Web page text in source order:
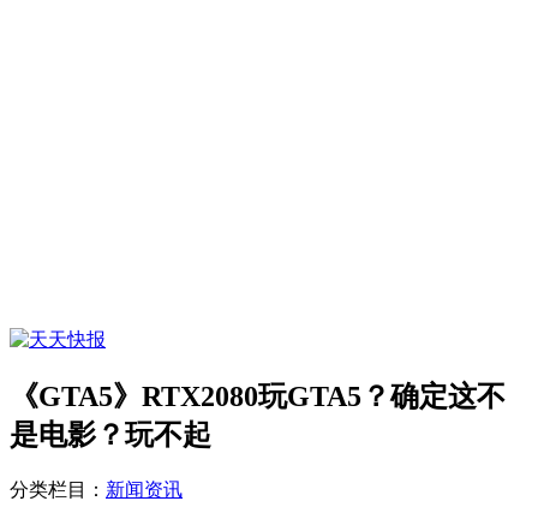
《GTA5》RTX2080玩GTA5？确定这不
是电影？玩不起
分类栏目： 新闻资讯